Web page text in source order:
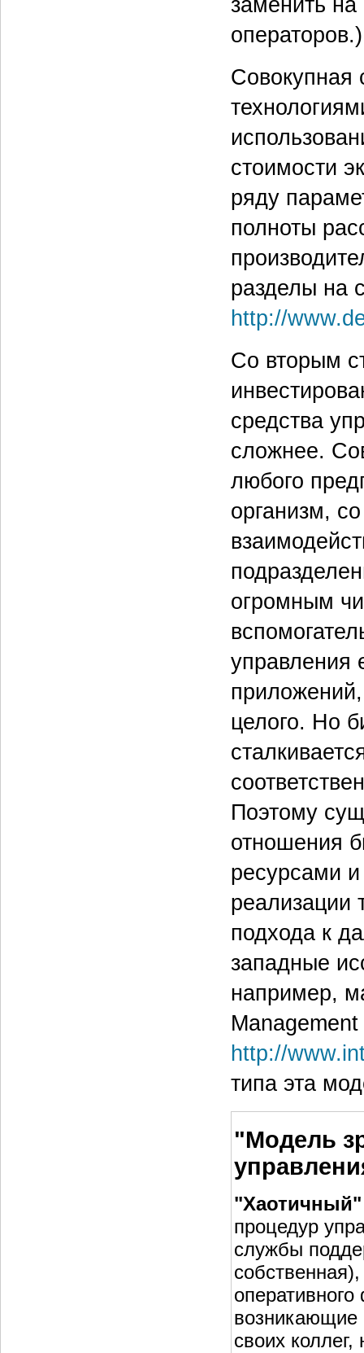
заменить
операторов.)
Совокупная
стоимости
ряду
полноты
разделы на
http://
Со вторым
средства
сложнее.
любого
организм,
огромным
управления
целого. Но
Поэтому
отношения
ресурсами
реализации
подхода к
западные
например,
http://
типа эта
"Модель
процедур
службы
возникающие
своих